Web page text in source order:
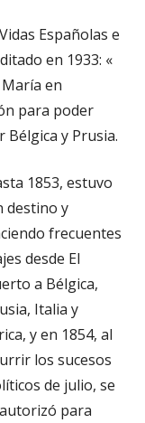
Españolas e
en 1933: «
en
para poder
y Prusia.
1853, estuvo
destino y
frecuentes
desde El
a Bélgica,
Italia y
y en 1854, al
los sucesos
de julio, se
para